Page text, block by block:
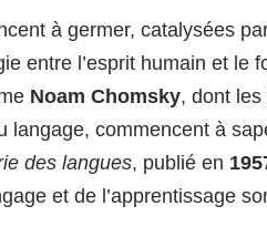
à germer, catalysées
entre l’esprit humain et le
Noam Chomsky, dont les
langage, commencent à
des langues, publié en
et de l’apprentissage